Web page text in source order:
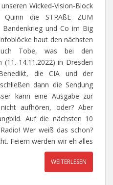
Wicked-Vision-Block
die STRAßE ZUM
Bandenkrieg und Co im Big
haut den nächsten
Tobe, was bei den
14.11.2022) in Dresden
die CIA und der
dann die Sendung
kann eine Ausgabe zur
aufhören, oder? Aber
Auf die nächsten 10
Wer weiß das schon?
Feiern werden wir eh alles
WEITERLESEN